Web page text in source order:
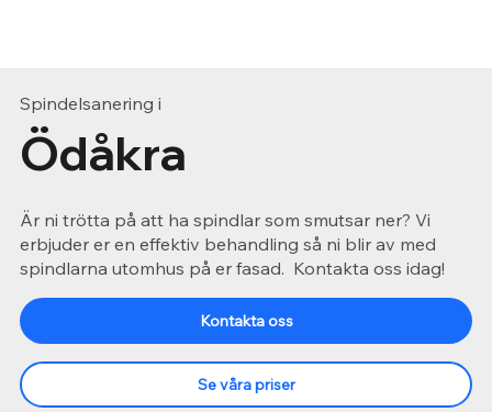
Spindelsanering i
Ödåkra
Är ni trötta på att ha spindlar som smutsar ner? Vi
erbjuder er en effektiv behandling så ni blir av med
spindlarna utomhus på er fasad. Kontakta oss idag!
Kontakta oss
Se våra priser